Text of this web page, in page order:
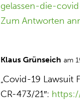
gelassen-die-
Zum Antworten
Klaus Grünseich am
„Covid-19 Lawsuit
CR-473/21″: